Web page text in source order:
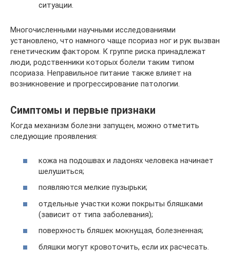
ситуации.
Многочисленными научными исследованиями
установлено, что намного чаще псориаз ног и рук вызван
генетическим фактором. К группе риска принадлежат
люди, родственники которых болели таким типом
псориаза. Неправильное питание также влияет на
возникновение и прогрессирование патологии.
Симптомы и первые признаки
Когда механизм болезни запущен, можно отметить
следующие проявления:
кожа на подошвах и ладонях человека начинает
шелушиться;
появляются мелкие пузырьки;
отдельные участки кожи покрыты бляшками
(зависит от типа заболевания);
поверхность бляшек мокнущая, болезненная;
бляшки могут кровоточить, если их расчесать.